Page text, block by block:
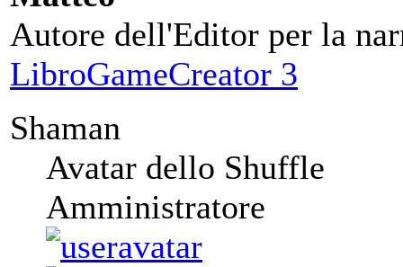
Autore dell'Editor per la
LibroGameCreator 3
Shaman
Avatar dello Shuffle
Amministratore